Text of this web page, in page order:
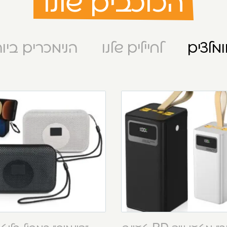
לחיילים שלנו הנימכרים